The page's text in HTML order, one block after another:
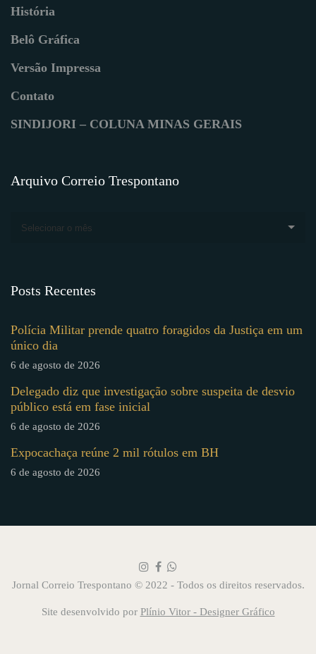
História
Belô Gráfica
Versão Impressa
Contato
SINDIJORI – COLUNA MINAS GERAIS
Arquivo Correio Trespontano
Selecionar o mês
Posts Recentes
Polícia Militar prende quatro foragidos da Justiça em um
único dia
6 de agosto de 2026
Delegado diz que investigação sobre suspeita de desvio
público está em fase inicial
6 de agosto de 2026
Expocachaça reúne 2 mil rótulos em BH
6 de agosto de 2026
Jornal Correio Trespontano © 2022 - Todos os direitos reservados.
Site desenvolvido por Plínio Vitor - Designer Gráfico